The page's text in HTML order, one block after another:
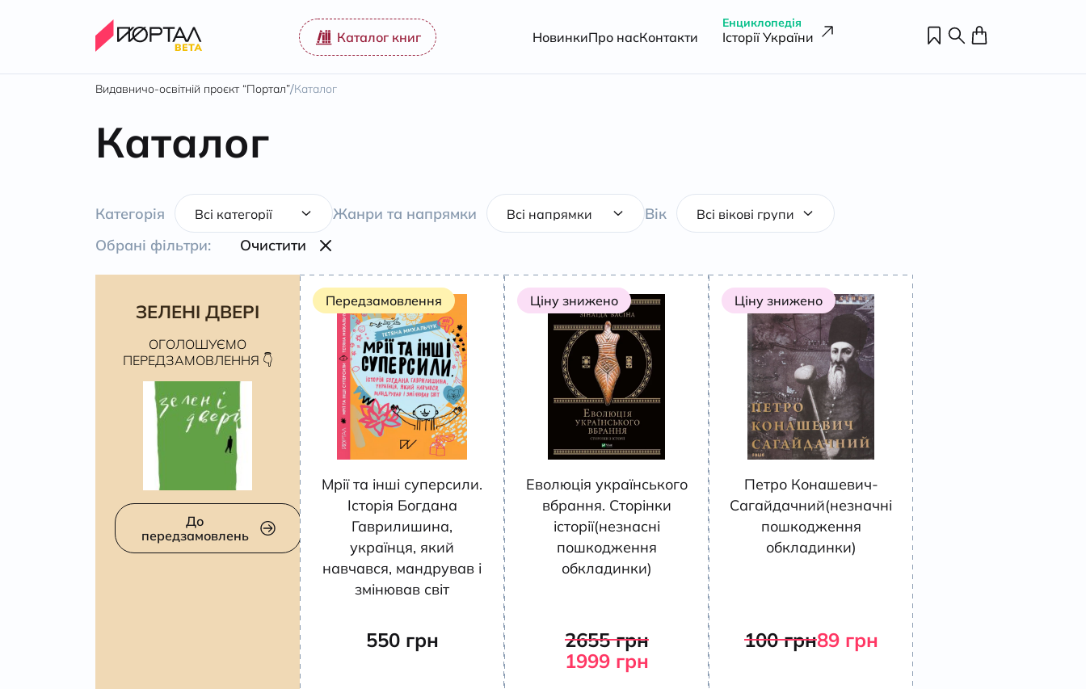
Каталог книг НовинкиПро насКонтакти
Енциклопедія
Історії України
Видавничо-освітній проєкт “Портал”/Каталог
Каталог
Категорія Жанри та напрямки
Вік
Обрані фільтри:
Очистити
ЗЕЛЕНІ ДВЕРІ
ОГОЛОШУЄМО
ПЕРЕДЗАМОВЛЕННЯ 👇
До
передзамовлень
Передзамовлення
Мрії та інші суперсили.
Історія Богдана
Гаврилишина,
українця, який
навчався, мандрував і
змінював світ
550 грн
Ціну знижено
Еволюція українського
вбрання. Сторінки
історії(незнасні
пошкодження
обкладинки)
2655грн
1999 грн
Ціну знижено
Петро Конашевич-
Сагайдачний(незначні
пошкодження
обкладинки)
100грн89 грн